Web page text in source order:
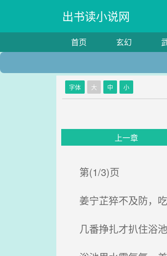
出书读小说网
首页 玄幻
字体 大 中 小
上一章
第(1/3)页
姜宁芷猝不及防，吃
几番挣扎才扒住浴池